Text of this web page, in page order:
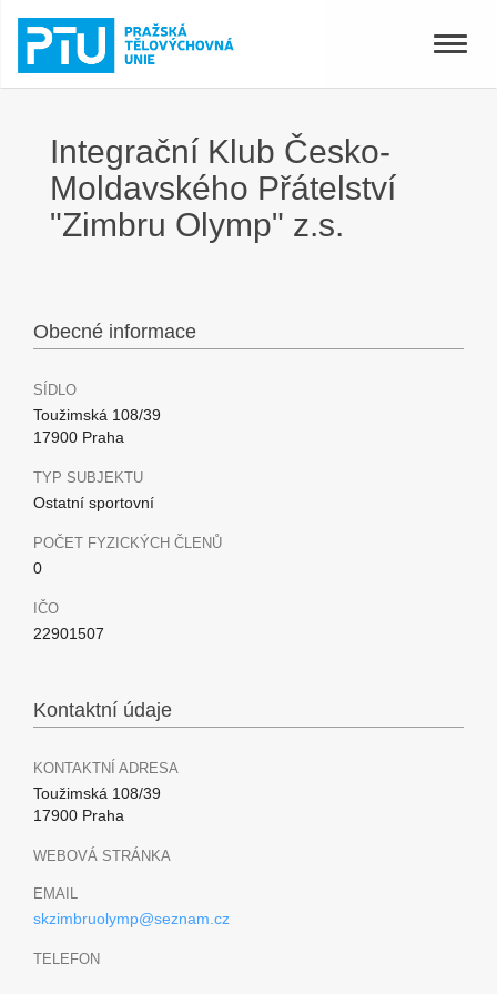
Toggle
Integrační Klub Česko-
Moldavského Přátelství
"Zimbru Olymp" z.s.
Obecné informace
SÍDLO
Toužimská 108/39
17900 Praha
TYP SUBJEKTU
Ostatní sportovní
POČET FYZICKÝCH ČLENŮ
0
IČO
22901507
Kontaktní údaje
KONTAKTNÍ ADRESA
Toužimská 108/39
17900 Praha
WEBOVÁ STRÁNKA
EMAIL
skzimbruolymp@seznam.cz
TELEFON